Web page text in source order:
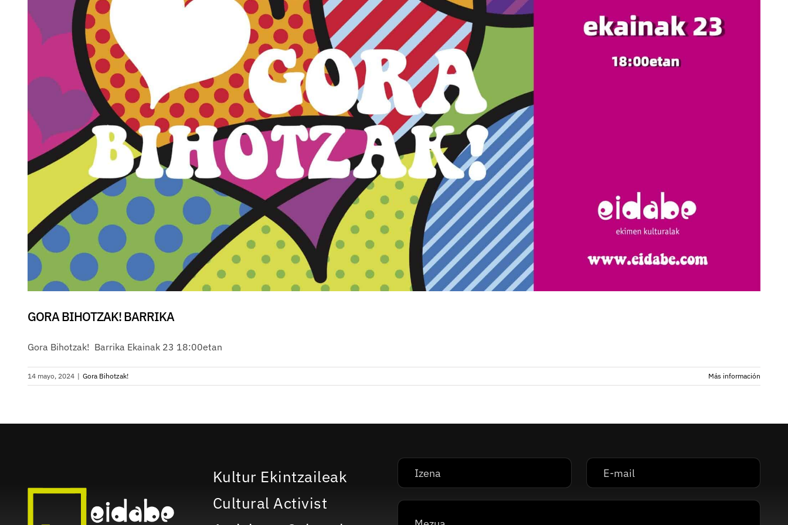
GORA BIHOTZAK! BARRIKA
Gora Bihotzak! Barrika Ekainak 23 18:00etan
14 mayo, 2024 | Gora Bihotzak! Más información
Kultur Ekintzaileak
Cultural Activist